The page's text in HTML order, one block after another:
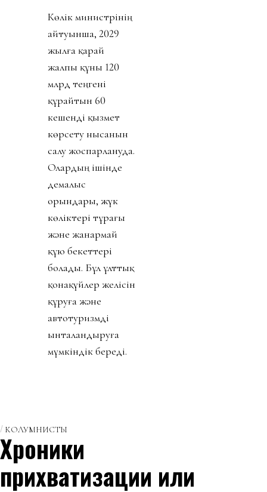
Көлік министрінің
айтуынша, 2029
жылға қарай
жалпы құны 120
млрд теңгені
құрайтын 60
кешенді қызмет
көрсету нысанын
салу жоспарлануда.
Олардың ішінде
демалыс
орындары, жүк
көліктері тұрағы
және жанармай
құю бекеттері
болады. Бұл ұлттық
қонақүйлер желісін
құруға және
автотуризмді
ынталандыруға
мүмкіндік береді.
КОЛУМНИСТЫ
Хроники
прихватизации или